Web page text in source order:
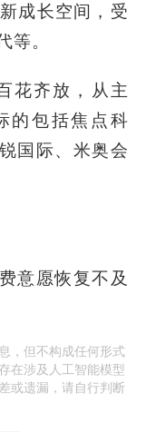
成长空间，受
。
花齐放，从主
的包括焦点科
国际、米奥会
意愿恢复不及
，但不构成任何形式
在涉及人工智能模型
或遗漏，请自行判断